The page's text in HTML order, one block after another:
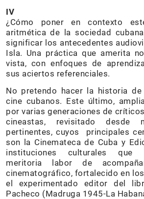
IV
¿Cómo poner en contexto
aritmética de la sociedad
significar los antecedentes
Isla. Una práctica que amerita
vista, con enfoques de
sus aciertos referenciales.
No pretendo hacer la historia
cine cubanos. Este último,
por varias generaciones de
cineastas, revisitado desde
pertinentes, cuyos principales
son la Cinemateca de Cuba y
instituciones culturales que
meritoria labor de
cinematográfico, fortalecido en
el experimentado editor del
Pacheco (Madruga 1945-La